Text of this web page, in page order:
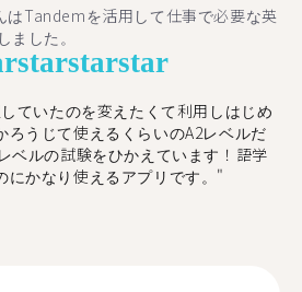
はTandemを活用して仕事で必要な英
ました。
starstarstar
ていたのを変えたくて利用しはじめ
ろうじて使えるくらいのA2レベルだ
ベルの試験をひかえています！語学
にかなり使えるアプリです。"